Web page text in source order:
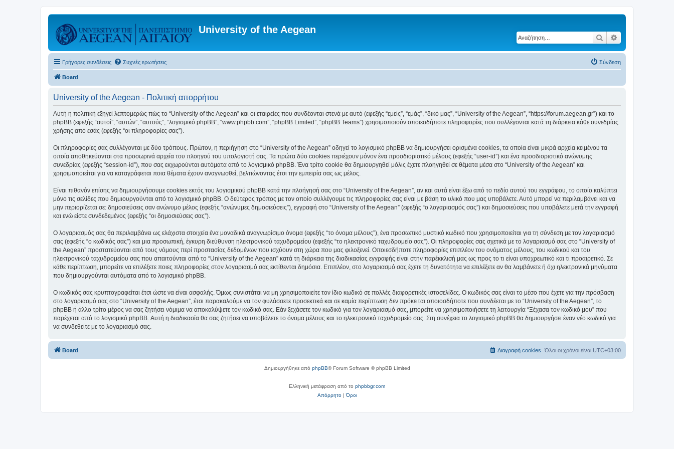
University of the Aegean
Αναζήτηση
Γρήγορες συνδέσεις Συχνές ερωτήσεις Σύνδεση
Board
University of the Aegean - Πολιτική απορρήτου
Αυτή η πολιτική εξηγεί λεπτομερώς πώς το “University of the Aegean” και οι εταιρείες που συνδέονται στενά με αυτό (εφεξής “εμείς”, “εμάς”, “δικό μας”, “University of the Aegean”, “https://forum.aegean.gr”) και το
phpBB (εφεξής “αυτοί”, “αυτών”, “αυτούς”, “λογισμικό phpBB”, “www.phpbb.com”, “phpBB Limited”, “phpBB Teams”) χρησιμοποιούν οποιεσδήποτε πληροφορίες που συλλέγονται κατά τη διάρκεια κάθε συνεδρίας
χρήσης από εσάς (εφεξής “οι πληροφορίες σας”).
Οι πληροφορίες σας συλλέγονται με δύο τρόπους. Πρώτον, η περιήγηση στο “University of the Aegean” οδηγεί το λογισμικό phpBB να δημιουργήσει ορισμένα cookies, τα οποία είναι μικρά αρχεία κειμένου τα
οποία αποθηκεύονται στα προσωρινά αρχεία του πλοηγού του υπολογιστή σας. Τα πρώτα δύο cookies περιέχουν μόνον ένα προσδιοριστικό μέλους (εφεξής “user-id”) και ένα προσδιοριστικό ανώνυμης
συνεδρίας (εφεξής “session-id”), που σας εκχωρούνται αυτόματα από το λογισμικό phpBB. Ένα τρίτο cookie θα δημιουργηθεί μόλις έχετε πλοηγηθεί σε θέματα μέσα στο “University of the Aegean” και
χρησιμοποιείται για να καταγράφεται ποια θέματα έχουν αναγνωσθεί, βελτιώνοντας έτσι την εμπειρία σας ως μέλος.
Είναι πιθανόν επίσης να δημιουργήσουμε cookies εκτός του λογισμικού phpBB κατά την πλοήγησή σας στο “University of the Aegean”, αν και αυτά είναι έξω από το πεδίο αυτού του εγγράφου, το οποίο καλύπτει
μόνο τις σελίδες που δημιουργούνται από το λογισμικό phpBB. Ο δεύτερος τρόπος με τον οποίο συλλέγουμε τις πληροφορίες σας είναι με βάση το υλικό που μας υποβάλετε. Αυτό μπορεί να περιλαμβάνει και να
μην περιορίζεται σε: δημοσιεύσεις σαν ανώνυμο μέλος (εφεξής “ανώνυμες δημοσιεύσεις”), εγγραφή στο “University of the Aegean” (εφεξής “ο λογαριασμός σας”) και δημοσιεύσεις που υποβάλετε μετά την εγγραφή
και ενώ είστε συνδεδεμένος (εφεξής “οι δημοσιεύσεις σας”).
Ο λογαριασμός σας θα περιλαμβάνει ως ελάχιστα στοιχεία ένα μοναδικά αναγνωρίσιμο όνομα (εφεξής “το όνομα μέλους”), ένα προσωπικό μυστικό κωδικό που χρησιμοποιείται για τη σύνδεση με τον λογαριασμό
σας (εφεξής “ο κωδικός σας”) και μια προσωπική, έγκυρη διεύθυνση ηλεκτρονικού ταχυδρομείου (εφεξής “το ηλεκτρονικό ταχυδρομείο σας”). Οι πληροφορίες σας σχετικά με το λογαριασμό σας στο “University of
the Aegean” προστατεύονται από τους νόμους περί προστασίας δεδομένων που ισχύουν στη χώρα που μας φιλοξενεί. Οποιεσδήποτε πληροφορίες επιπλέον του ονόματος μέλους, του κωδικού και του
ηλεκτρονικού ταχυδρομείου σας που απαιτούνται από το “University of the Aegean” κατά τη διάρκεια της διαδικασίας εγγραφής είναι στην παρέκκλισή μας ως προς το τι είναι υποχρεωτικό και τι προαιρετικό. Σε
κάθε περίπτωση, μπορείτε να επιλέξετε ποιες πληροφορίες στον λογαριασμό σας εκτίθενται δημόσια. Επιπλέον, στο λογαριασμό σας έχετε τη δυνατότητα να επιλέξετε αν θα λαμβάνετε ή όχι ηλεκτρονικά μηνύματα
που δημιουργούνται αυτόματα από το λογισμικό phpBB.
Ο κωδικός σας κρυπτογραφείται έτσι ώστε να είναι ασφαλής. Όμως συνιστάται να μη χρησιμοποιείτε τον ίδιο κωδικό σε πολλές διαφορετικές ιστοσελίδες. Ο κωδικός σας είναι το μέσο που έχετε για την πρόσβαση
στο λογαριασμό σας στο “University of the Aegean”, έτσι παρακαλούμε να τον φυλάσσετε προσεκτικά και σε καμία περίπτωση δεν πρόκειται οποιοσδήποτε που συνδέεται με το “University of the Aegean”, το
phpBB ή άλλο τρίτο μέρος να σας ζητήσει νόμιμα να αποκαλύψετε τον κωδικό σας. Εάν ξεχάσετε τον κωδικό για τον λογαριασμό σας, μπορείτε να χρησιμοποιήσετε τη λειτουργία “Ξέχασα τον κωδικό μου” που
παρέχεται από το λογισμικό phpBB. Αυτή η διαδικασία θα σας ζητήσει να υποβάλετε το όνομα μέλους και το ηλεκτρονικό ταχυδρομείο σας. Στη συνέχεια το λογισμικό phpBB θα δημιουργήσει έναν νέο κωδικό για
να συνδεθείτε με το λογαριασμό σας.
Board Όλοι οι χρόνοι είναι UTC+03:00
Διαγραφή cookies
Δημιουργήθηκε από phpBB® Forum Software © phpBB Limited
Ελληνική μετάφραση από το phpbbgr.com
Απόρρητο|Όροι